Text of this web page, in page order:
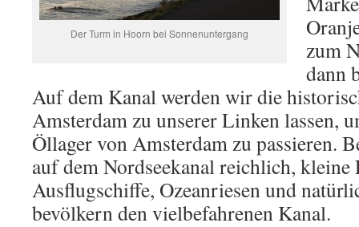
Der Turm in Hoorn bei Sonnenuntergang
zum
dann
Auf dem Kanal werden wir die
Amsterdam zu unserer Linken lassen,
Öllager von Amsterdam zu passieren.
auf dem Nordseekanal reichlich, kleine
Ausflugschiffe, Ozeanriesen und
bevölkern den vielbefahrenen Kanal.